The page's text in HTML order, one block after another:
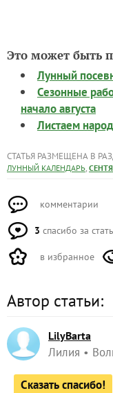
Это может быть
Лунный
Сезонные
начало августа
Листаем
СТАТЬЯ РАЗМЕЩЕНА В
ЛУННЫЙ КАЛЕНДАРЬ,
комментарии
3 спасибо за
в избранное
Автор статьи:
LilyBarta
Лилия
Сказать спасибо!